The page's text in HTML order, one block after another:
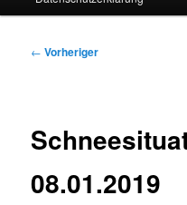
Beitragsnavigation
← Vorheriger
08.01.2019